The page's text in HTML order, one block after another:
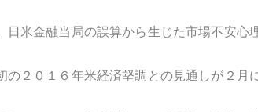
日米金融当局の誤算から生じた市場不安心
の２０１６年米経済堅調との見通しが２月